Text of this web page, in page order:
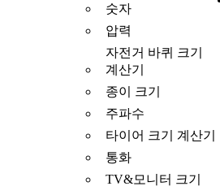
숫자
압력
자전거 바퀴 크기
계산기
종이 크기
주파수
타이어 크기 계산기
통화
TV&모니터 크기